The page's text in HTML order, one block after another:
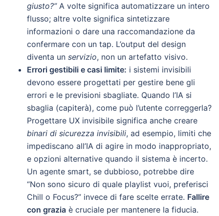
giusto?”A volte significa automatizzare un intero
flusso; altre volte significa sintetizzare
informazioni o dare una raccomandazione da
confermare con un tap. L’output del design
diventa un servizio, non un artefatto visivo.
Errori gestibili e casi limite: i sistemi invisibili
devono essere progettati per gestire bene gli
errori e le previsioni sbagliate. Quando l’IA si
sbaglia (capiterà), come può l’utente correggerla?
Progettare UX invisibile significa anche creare
binari di sicurezza invisibili, ad esempio, limiti che
impediscano all’IA di agire in modo inappropriato,
e opzioni alternative quando il sistema è incerto.
Un agente smart, se dubbioso, potrebbe dire
“Non sono sicuro di quale playlist vuoi, preferisci
Chill o Focus?” invece di fare scelte errate. Fallire
con grazia è cruciale per mantenere la fiducia.